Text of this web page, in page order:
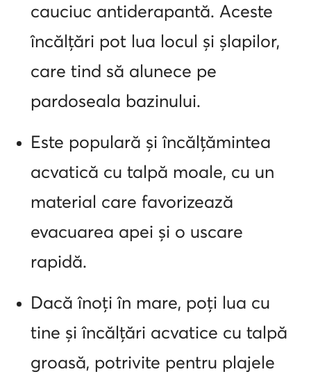
cauciuc antiderapantă. Aceste
încălțări pot lua locul și șlapilor,
care tind să alunece pe
pardoseala bazinului.
Este populară și încălțămintea
acvatică cu talpă moale, cu un
material care favorizează
evacuarea apei și o uscare
rapidă.
Dacă înoți în mare, poți lua cu
tine și încălțări acvatice cu talpă
groasă, potrivite pentru plajele